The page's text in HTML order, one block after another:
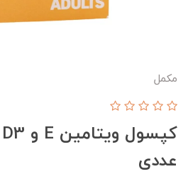
مکمل
عددی